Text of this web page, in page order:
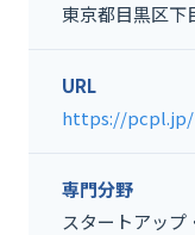
東京都目黒区下
URL
https://pcpl.jp/
専門分野
スタートアップ